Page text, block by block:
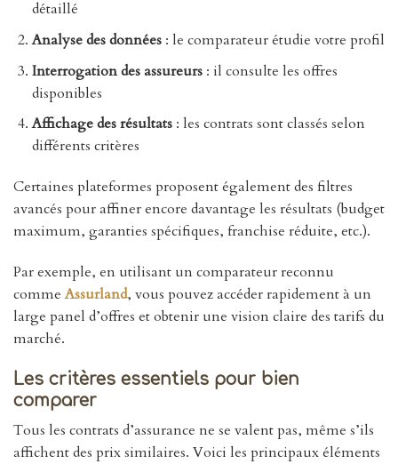
détaillé
Analyse des données: le comparateur étudie votre profil
Interrogation des assureurs: il consulte les offres
disponibles
Affichage des résultats: les contrats sont classés selon
différents critères
Certaines plateformes proposent également des filtres
avancés pour affiner encore davantage les résultats (budget
maximum, garanties spécifiques, franchise réduite, etc.).
Par exemple, en utilisant un comparateur reconnu
commeAssurland, vous pouvez accéder rapidement à un
large panel d’offres et obtenir une vision claire des tarifs du
marché.
Les critères essentiels pour bien
comparer
Tous les contrats d’assurance ne se valent pas, même s’ils
affichent des prix similaires. Voici les principaux éléments